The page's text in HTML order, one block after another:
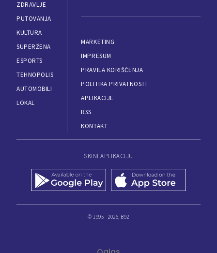
ZDRAVLJE
PUTOVANJA
KULTURA
SUPERŽENA
ESPORTS
TEHNOPOLIS
AUTOMOBILI
LOKAL
MARKETING
IMPRESUM
PRAVILA KORIŠĆENJA
POLITIKA PRIVATNOSTI
APLIKACIJE
RSS
KONTAKT
SKINI APLIKACIJU
© 1995 - 2026, B92